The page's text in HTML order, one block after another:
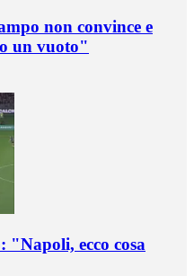
non convince e
un vuoto"
"Napoli, ecco cosa